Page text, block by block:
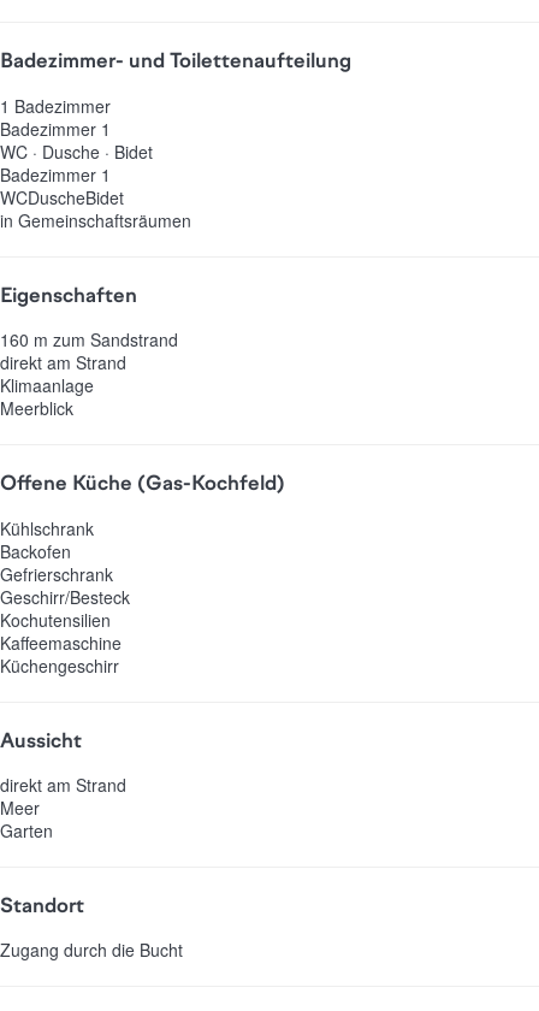
Badezimmer- und Toilettenaufteilung
1 Badezimmer
Badezimmer 1
WC · Dusche · Bidet
Badezimmer 1
WCDuscheBidet
in Gemeinschaftsräumen
Eigenschaften
160 m zum Sandstrand
direkt am Strand
Klimaanlage
Meerblick
Offene Küche (Gas-Kochfeld)
Kühlschrank
Backofen
Gefrierschrank
Geschirr/Besteck
Kochutensilien
Kaffeemaschine
Küchengeschirr
Aussicht
direkt am Strand
Meer
Garten
Standort
Zugang durch die Bucht